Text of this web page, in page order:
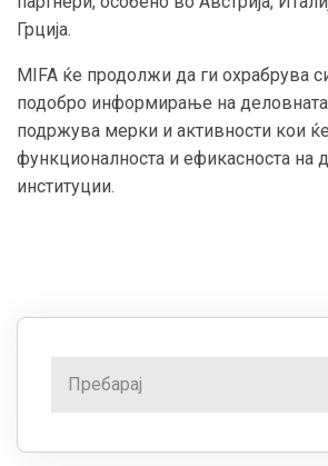
Грција.
MIFA ќе продолжи да ги охрабрува
подобро информирање на
подржува мерки и активности кои ќе
функционалноста и ефикасноста на
институции.